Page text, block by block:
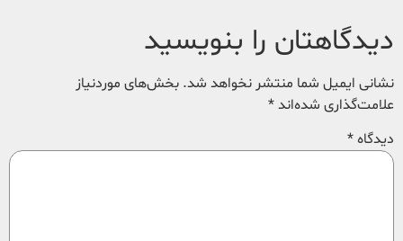
دیدگاهتان را بنویسید
نشانی ایمیل شما منتشر نخواهد شد. بخش‌های موردنیاز
علامت‌گذاری شده‌اند*
دیدگاه*